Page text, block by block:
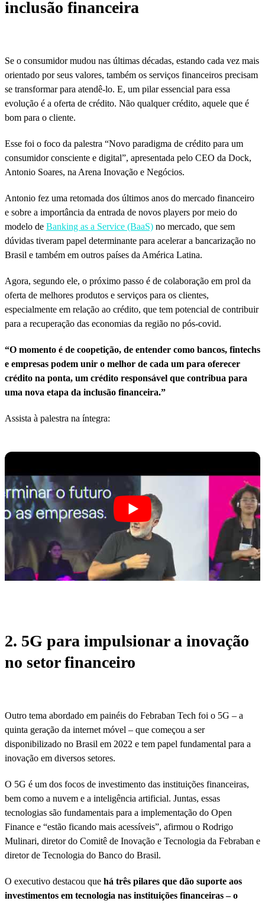
inclusão financeira
Se o consumidor mudou nas últimas décadas, estando cada vez mais
orientado por seus valores, também os serviços financeiros precisam
se transformar para atendê-lo. E, um pilar essencial para essa
evolução é a oferta de crédito. Não qualquer crédito, aquele que é
bom para o cliente.
Esse foi o foco da palestra “Novo paradigma de crédito para um
consumidor consciente e digital”, apresentada pelo CEO da Dock,
Antonio Soares, na Arena Inovação e Negócios.
Antonio fez uma retomada dos últimos anos do mercado financeiro
e sobre a importância da entrada de novos players por meio do
modelo de Banking as a Service (BaaS) no mercado, que sem
dúvidas tiveram papel determinante para acelerar a bancarização no
Brasil e também em outros países da América Latina.
Agora, segundo ele, o próximo passo é de colaboração em prol da
oferta de melhores produtos e serviços para os clientes,
especialmente em relação ao crédito, que tem potencial de contribuir
para a recuperação das economias da região no pós-covid.
“O momento é de coopetição, de entender como bancos, fintechs
e empresas podem unir o melhor de cada um para oferecer
crédito na ponta, um crédito responsável que contribua para
uma nova etapa da inclusão financeira.”
Assista à palestra na íntegra:
2. 5G para impulsionar a inovação
no setor financeiro
Outro tema abordado em painéis do Febraban Tech foi o 5G – a
quinta geração da internet móvel – que começou a ser
disponibilizado no Brasil em 2022 e tem papel fundamental para a
inovação em diversos setores.
O 5G é um dos focos de investimento das instituições financeiras,
bem como a nuvem e a inteligência artificial. Juntas, essas
tecnologias são fundamentais para a implementação do Open
Finance e “estão ficando mais acessíveis”, afirmou o Rodrigo
Mulinari, diretor do Comitê de Inovação e Tecnologia da Febraban e
diretor de Tecnologia do Banco do Brasil.
O executivo destacou que há três pilares que dão suporte aos
investimentos em tecnologia nas instituições financeiras – o